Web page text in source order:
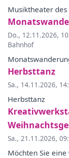
Musiktheater
Do., 12.11.2026,
Bahnhof
Herbsttanz
Sa., 14.11.2026,
Herbsttanz
Sa., 21.11.2026,
Möchten Sie